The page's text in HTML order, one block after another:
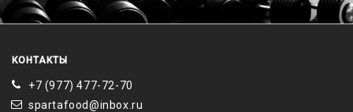
КОНТАКТЫ
+7 (977) 477-72-70
spartafood@inbox.ru